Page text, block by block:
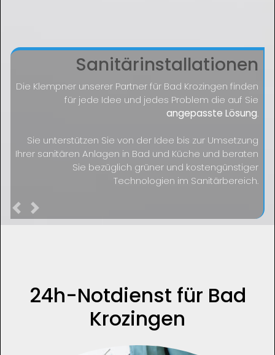
Sanitärinstallationen
Die Klempner unserer Partner für Bad Krozingen finden
für jede Idee und jedes Problem die auf Sie
angepasste Lösung.
Sie unterstützen Sie von der Idee bis zur Umsetzung
Ihrer sanitären Anlagen in Bad und Küche und beraten
Sie bezüglich grüner und kostengünstiger
Technologien im Sanitärbereich.
Previous
24h-Notdienst für Bad
Krozingen